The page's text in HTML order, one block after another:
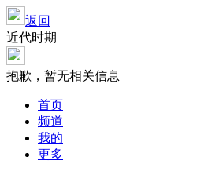
返回
近代时期
抱歉，暂无相关信息
首页
频道
我的
更多